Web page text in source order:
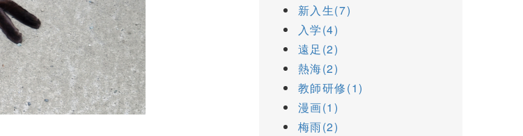
新入生(7)
入学(4)
遠足(2)
熱海(2)
教師研修(1)
漫画(1)
梅雨(2)